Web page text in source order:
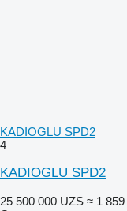
KADIOGLU SPD2
4
KADIOGLU SPD2
25 500 000 UZS ≈ 1 859